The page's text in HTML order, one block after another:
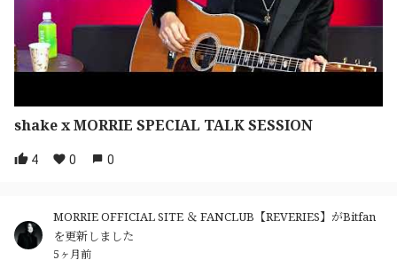
shake x MORRIE SPECIAL TALK SESSION
4 0 0
MORRIE OFFICIAL SITE ＆ FANCLUB【REVERIES】がBitfan
を更新しました
5ヶ月前